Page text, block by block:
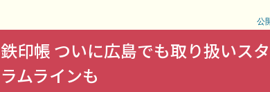
公
鉄印帳 ついに広島でも取り扱いス
ラムラインも